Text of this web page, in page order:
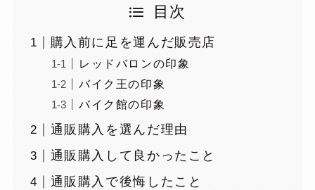
目次
購入前に足を運んだ販売店
レッドバロンの印象
バイク王の印象
バイク館の印象
通販購入を選んだ理由
通販購入して良かったこと
通販購入で後悔したこと